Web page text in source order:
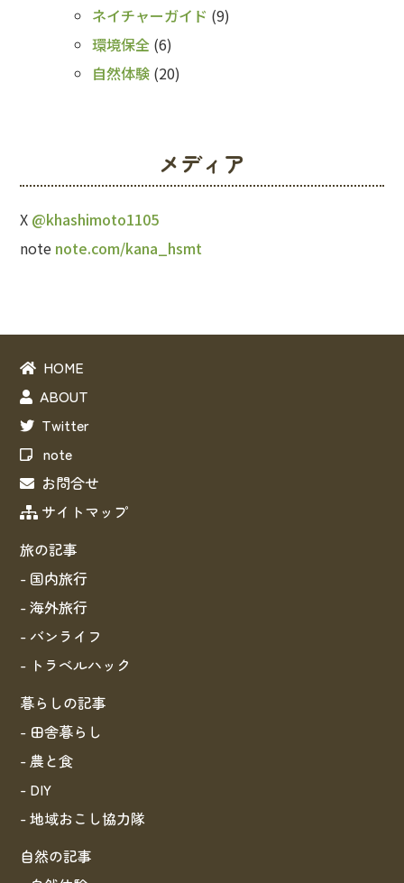
ネイチャーガイド (9)
環境保全 (6)
自然体験 (20)
メディア
X @khashimoto1105
note note.com/kana_hsmt
HOME
ABOUT
Twitter
note
お問合せ
サイトマップ
旅の記事
- 国内旅行
- 海外旅行
- バンライフ
- トラベルハック
暮らしの記事
- 田舎暮らし
- 農と食
- DIY
- 地域おこし協力隊
自然の記事